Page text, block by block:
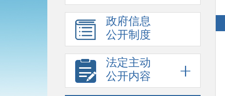
政府信息
公开制度
法定主动
公开内容